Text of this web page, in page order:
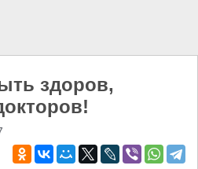
здоров,